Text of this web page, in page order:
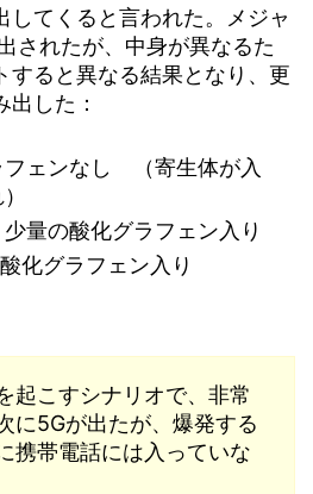
してくると言われた。メジャ
されたが、中身が異なるた
すると異なる結果となり、更
した：
ェンなし （寄生体が入
量の酸化グラフェン入り
化グラフェン入り
起こすシナリオで、非常
に5Gが出たが、爆発する
携帯電話には入っていな